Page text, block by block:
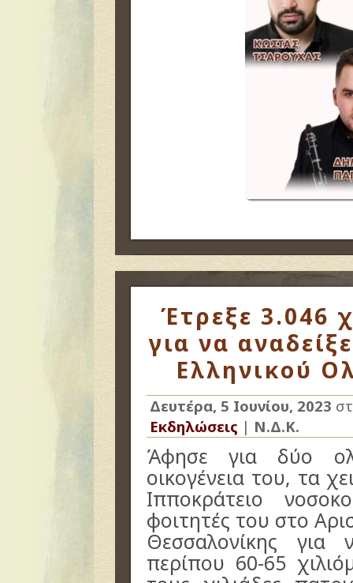
Έτρεξε 3.046
για να
Ελληνικού
Δευτέρα, 5 Ιουνίου, 2023
Εκδηλώσεις | Ν.Δ.Κ.
Άφησε για δύο
οικογένεια του, τα
Ιπποκράτειο
φοιτητές του στο
Θεσσαλονίκης για
περίπου 60-65